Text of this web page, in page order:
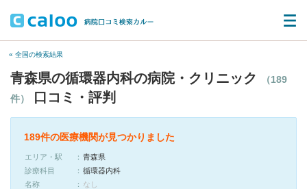
« 全国の検索結果
青森県の循環器内科の病院・クリニック
（189
件）
口コミ・評判
189件の医療機関が見つかりました
エリア・駅
青森県
診療科目
循環器内科
名称
なし